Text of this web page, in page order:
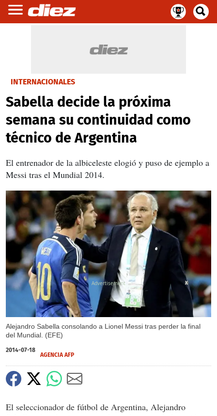
INTERNACIONALES
Sabella decide la próxima
semana su continuidad como
técnico de Argentina
El entrenador de la albiceleste elogió y puso de ejemplo a
Messi tras el Mundial 2014.
Alejandro Sabella consolando a Lionel Messi tras perder la final
del Mundial. (EFE)
X
2014-07-18
AGENCIA AFP
El seleccionador de fútbol de Argentina, Alejandro